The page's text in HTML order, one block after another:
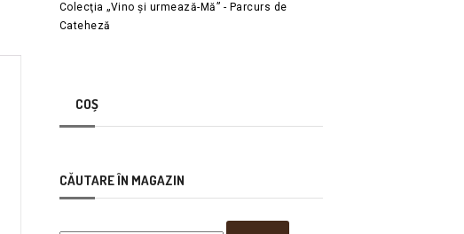
Colecţia „Vino și urmează-Mă” - Parcurs de
Cateheză
COȘ
CĂUTARE ÎN MAGAZIN